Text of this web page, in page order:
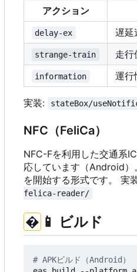
アクション
delay-ex 遅延
strange-train 走行
information 運行
実装: stateBox/
NFC （FeliCa）
NFC-Fを利用した交通系
応しています（Android
を開始する形式です。 実
felica-reader/
� 📱 ビルド
# APKビルド（Android ）